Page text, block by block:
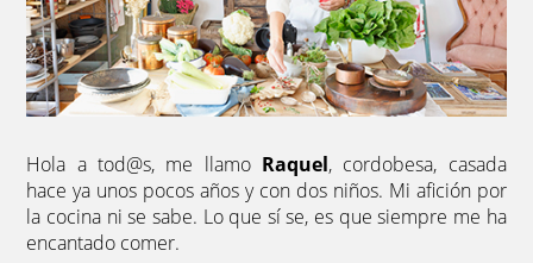
Hola a tod@s, me llamo Raquel, cordobesa, casada
hace ya unos pocos años y con dos niños. Mi afición por
la cocina ni se sabe. Lo que sí se, es que siempre me ha
encantado comer.